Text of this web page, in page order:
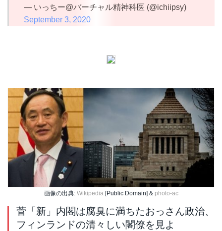
— いっちー@バーチャル精神科医 (@ichiipsy)
September 3, 2020
画像の出典: Wikipedia[Public Domain] & photo-ac
菅「新」内閣は腐臭に満ちたおっさん政治、
フィンランドの清々しい閣僚を見よ